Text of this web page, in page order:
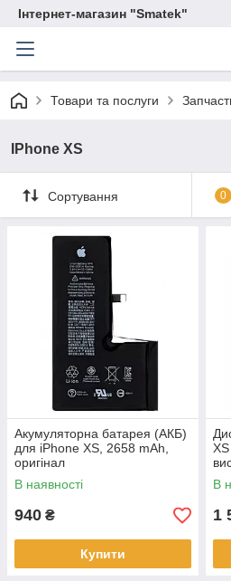
Інтернет-магазин "Smatek"
Товари та послуги
IPhone XS
Сортування 0
Акумуляторна батарея (АКБ)
для iPhone XS, 2658 mAh,
оригінал
В наявності
940 ₴
Купити
XS
В
1